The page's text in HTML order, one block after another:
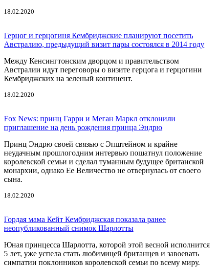
18.02.2020
Герцог и герцогиня Кембриджские планируют посетить
Австралию, предыдущий визит пары состоялся в 2014 году
Между Кенсингтонским дворцом и правительством
Австралии идут переговоры о визите герцога и герцогини
Кембриджских на зеленый континент.
18.02.2020
Fox News: принц Гарри и Меган Маркл отклонили
приглашение на день рождения принца Эндрю
Принц Эндрю своей связью с Эпштейном и крайне
неудачным прошлогодним интервью пошатнул положение
королевской семьи и сделал туманным будущее британской
монархии, однако Ее Величество не отвернулась от своего
сына.
18.02.2020
Гордая мама Кейт Кембриджская показала ранее
неопубликованный снимок Шарлотты
Юная принцесса Шарлотта, которой этой весной исполнится
5 лет, уже успела стать любимицей британцев и завоевать
симпатии поклонников королевской семьи по всему миру.